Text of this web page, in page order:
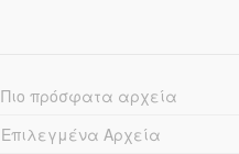
Πιο πρόσφατα αρχεία
Επιλεγμένα Αρχεία